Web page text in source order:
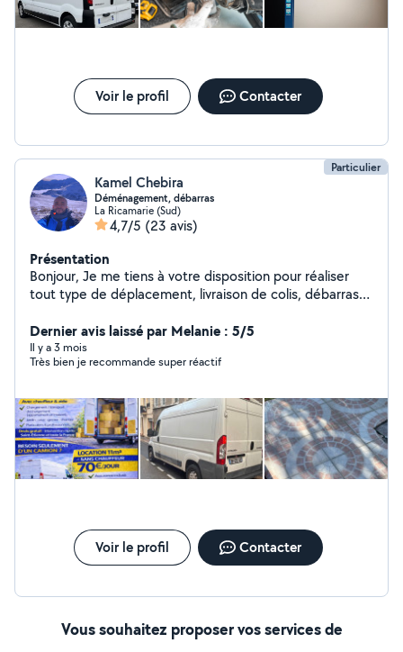
Voir le profil Contacter
Particulier
Kamel Chebira
Déménagement, débarras
La Ricamarie (Sud)
4,7/5 (23 avis)
Présentation
Bonjour, Je me tiens à votre disposition pour réaliser
tout type de déplacement, livraison de colis, débarras
petit bricolage. À bientôt
Dernier avis laissé par Melanie : 5/5
Il y a 3 mois
Très bien je recommande super réactif
Voir le profil Contacter
Vous souhaitez proposer vos services de